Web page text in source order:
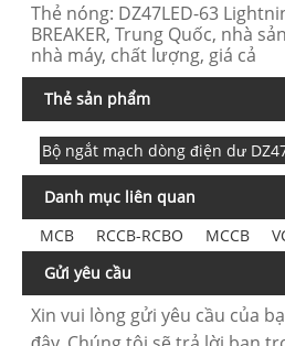
Thẻ nóng: DZ47LED-63
BREAKER, Trung Quốc, nhà
nhà máy, chất lượng, giá cả
Thẻ sản phẩm
Bộ ngắt mạch dòng điện dư
Danh mục liên quan
MCB
RCCB-RCBO MCCB
Gửi yêu cầu
Xin vui lòng gửi yêu cầu của